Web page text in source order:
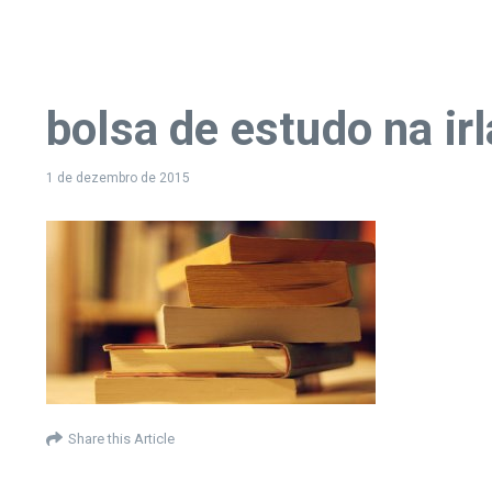
bolsa de estudo na
1 de dezembro de 2015
Share this Article